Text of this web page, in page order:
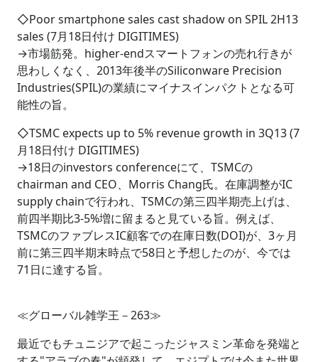
◇Poor smartphone sales cast shadow on SPIL 2H13
sales (7月18日付け DIGITIMES)
→市場筋発。higher-endスマートフォンの売れ行きが
思わしくなく、2013年後半のSiliconware Precision
Industries(SPIL)の業績にマイナスインパクトとなる可
能性の旨。
◇TSMC expects up to 5% revenue growth in 3Q13 (7
月18日付け DIGITIMES)
→18日のinvestors conferenceにて、TSMCの
chairman and CEO、Morris Chang氏。在庫調整がIC
supply chainで行われ、TSMCの第三四半期売上げは、
前四半期比3-5%増に留まると見ている旨。例えば、
TSMCのファブレスIC顧客での在庫日数(DOI)が、3ヶ月
前に第三四半期末時点で58日と予想したのが、今では
71日に達する旨。
≪グローバル雑学王－263≫
最近でもチュニジアで起こったジャスミン革命を発端と